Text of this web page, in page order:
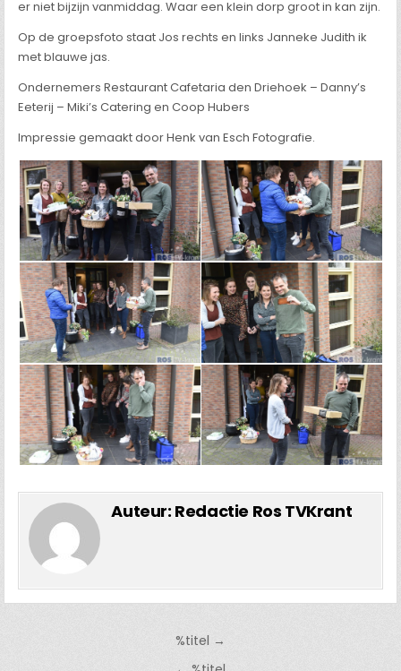
er niet bijzijn vanmiddag. Waar een klein dorp groot in kan zijn.
Op de groepsfoto staat Jos rechts en links Janneke Judith ik
met blauwe jas.
Ondernemers Restaurant Cafetaria den Driehoek – Danny’s
Eeterij – Miki’s Catering en Coop Hubers
Impressie gemaakt door Henk van Esch Fotografie.
Auteur: Redactie Ros TVKrant
%titel →